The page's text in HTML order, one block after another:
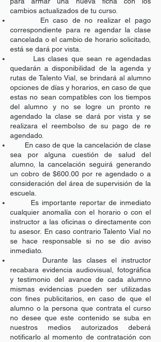
cambios actualizados de tu curso.
En caso de no realizar el pago
correspondiente para re agendar la clase
cancelada o el cambio de horario solicitado,
está se dará por vista.
Las clases que sean re agendadas
quedarán a disponibilidad de la agenda y
rutas de Talento Vial, se brindará al alumno
opciones de días y horarios, en caso de que
estas no sean compatibles con los tiempos
del alumno y no se logre un pronto re
agendado la clase se dará por vista y se
realizara el reembolso de su pago de re
agendado.
En caso de que la cancelación de clase
sea por alguna cuestión de salud del
alumno, la cancelación seguirá generando
un cobro de $600.00 por re agendado o a
consideración del área de supervisión de la
escuela.
Es importante reportar de inmediato
cualquier anomalía con el horario o con el
instructor a las oficinas o directamente con
tu asesor. En caso contrario Talento Vial no
se hace responsable si no se dio aviso
inmediato.
Durante las clases el instructor
recabara evidencia audiovisual, fotográfica
y testimonio del avance de cada alumno
mismas evidencias pueden ser utilizadas
con fines publicitarios, en caso de que el
alumno o la persona que contrata el curso
no desee que este contenido se suba en
nuestros medios autorizados deberá
notificarlo al momento de contratación con